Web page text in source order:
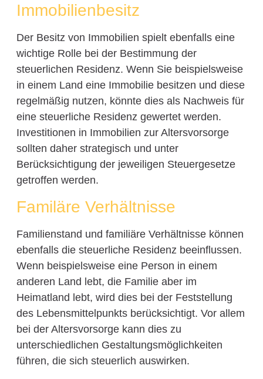
Immobilienbesitz
Der Besitz von Immobilien spielt ebenfalls eine
wichtige Rolle bei der Bestimmung der
steuerlichen Residenz. Wenn Sie beispielsweise
in einem Land eine Immobilie besitzen und diese
regelmäßig nutzen, könnte dies als Nachweis für
eine steuerliche Residenz gewertet werden.
Investitionen in Immobilien zur Altersvorsorge
sollten daher strategisch und unter
Berücksichtigung der jeweiligen Steuergesetze
getroffen werden.
Familäre Verhältnisse
Familienstand und familiäre Verhältnisse können
ebenfalls die steuerliche Residenz beeinflussen.
Wenn beispielsweise eine Person in einem
anderen Land lebt, die Familie aber im
Heimatland lebt, wird dies bei der Feststellung
des Lebensmittelpunkts berücksichtigt. Vor allem
bei der Altersvorsorge kann dies zu
unterschiedlichen Gestaltungsmöglichkeiten
führen, die sich steuerlich auswirken.